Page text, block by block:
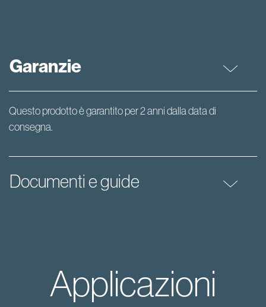
Garanzie
Questo prodotto è garantito per 2 anni dalla data di
consegna.
Documenti e guide
Applicazioni